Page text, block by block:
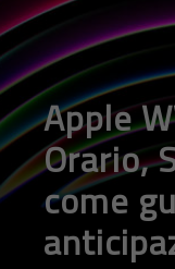
Apple
Orario,
come